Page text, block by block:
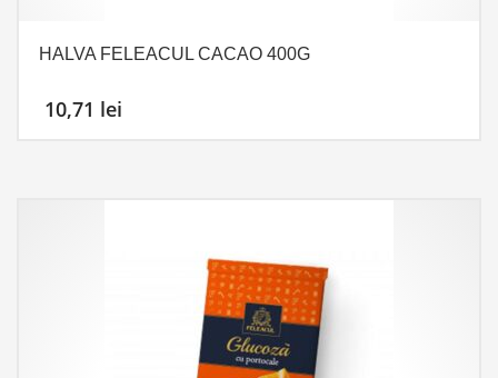
HALVA FELEACUL CACAO 400G
10,71 lei